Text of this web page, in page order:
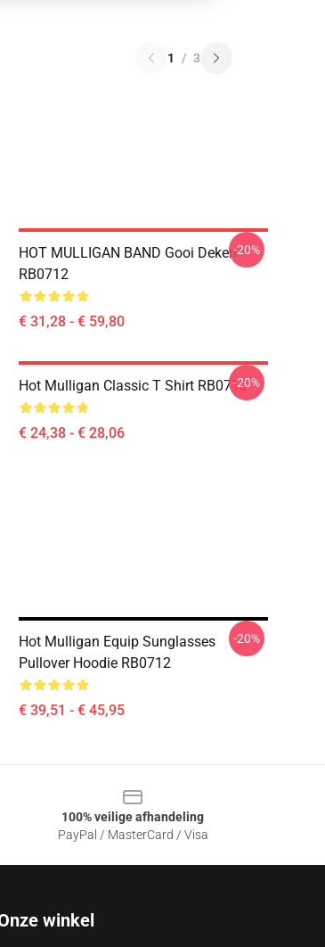
1 / 3
HOT MULLIGAN BAND Gooi Deken
RB0712
€ 31,28 - € 59,80
-20%
Hot Mulligan Classic T Shirt RB0712
€ 24,38 - € 28,06
-20%
Hot Mulligan Equip Sunglasses
Pullover Hoodie RB0712
€ 39,51 - € 45,95
-20%
100% veilige afhandeling
PayPal / MasterCard / Visa
winkel